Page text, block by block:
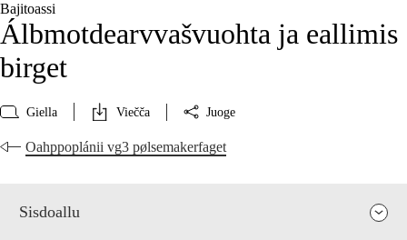
Bajitoassi
Álbmotdearvvašvuohta ja eallimis
birget
Giella Viečča Juoge
Oahppoplánii vg3 pølsemakerfaget
Sisdoallu